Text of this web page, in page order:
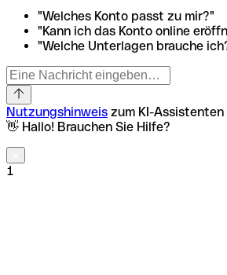
"Welches Konto passt zu mir?"
"Kann ich das Konto online
"Welche Unterlagen brauche
Nutzungshinweis zum KI-Assistenten
👋 Hallo! Brauchen Sie Hilfe?
1